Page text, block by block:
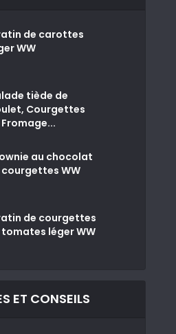
de carottes
WW
tiède de
Courgettes
au chocolat
WW
de courgettes
léger WW
ET CONSEILS